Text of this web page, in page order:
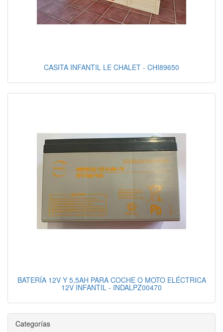
CASITA INFANTIL LE CHALET - CHI89650
BATERÍA 12V Y 5,5AH PARA COCHE O MOTO ELÉCTRICA
12V INFANTIL - INDALPZ00470
Categorías